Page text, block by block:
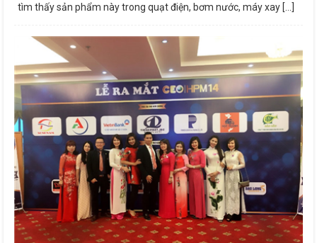
tìm thấy sản phẩm này trong quạt điện, bơm nước, máy xay [...]